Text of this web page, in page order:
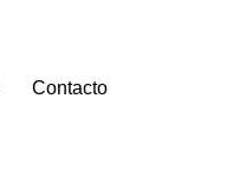
Contacto